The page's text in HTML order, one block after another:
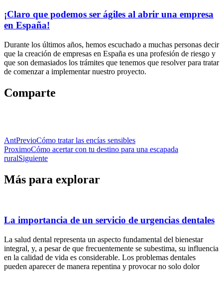
¡Claro que podemos ser ágiles al abrir una empresa
en España!
Durante los últimos años, hemos escuchado a muchas personas decir
que la creación de empresas en España es una profesión de riesgo y
que son demasiados los trámites que tenemos que resolver para tratar
de comenzar a implementar nuestro proyecto.
Comparte
AntPrevioCómo tratar las encías sensibles
ProximoCómo acertar con tu destino para una escapada
ruralSiguiente
Más para explorar
La importancia de un servicio de urgencias dentales
La salud dental representa un aspecto fundamental del bienestar
integral, y, a pesar de que frecuentemente se subestima, su influencia
en la calidad de vida es considerable. Los problemas dentales
pueden aparecer de manera repentina y provocar no solo dolor